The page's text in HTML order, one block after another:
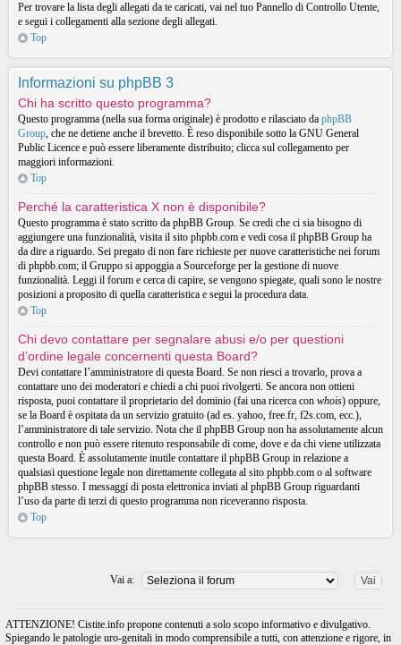
Per trovare la lista degli allegati da te caricati, vai nel tuo Pannello di Controllo Utente,
e segui i collegamenti alla sezione degli allegati.
Top
Informazioni su phpBB 3
Chi ha scritto questo programma?
Questo programma (nella sua forma originale) è prodotto e rilasciato da phpBB
Group, che ne detiene anche il brevetto. È reso disponibile sotto la GNU General
Public Licence e può essere liberamente distribuito; clicca sul collegamento per
maggiori informazioni.
Top
Perché la caratteristica X non è disponibile?
Questo programma è stato scritto da phpBB Group. Se credi che ci sia bisogno di
aggiungere una funzionalità, visita il sito phpbb.com e vedi cosa il phpBB Group ha
da dire a riguardo. Sei pregato di non fare richieste per nuove caratteristiche nei forum
di phpbb.com; il Gruppo si appoggia a Sourceforge per la gestione di nuove
funzionalità. Leggi il forum e cerca di capire, se vengono spiegate, quali sono le nostre
posizioni a proposito di quella caratteristica e segui la procedura data.
Top
Chi devo contattare per segnalare abusi e/o per questioni
d’ordine legale concernenti questa Board?
Devi contattare l’amministratore di questa Board. Se non riesci a trovarlo, prova a
contattare uno dei moderatori e chiedi a chi puoi rivolgerti. Se ancora non ottieni
risposta, puoi contattare il proprietario del dominio (fai una ricerca con whois) oppure,
se la Board è ospitata da un servizio gratuito (ad es. yahoo, free.fr, f2s.com, ecc.),
l’amministratore di tale servizio. Nota che il phpBB Group non ha assolutamente alcun
controllo e non può essere ritenuto responsabile di come, dove e da chi viene utilizzata
questa Board. È assolutamente inutile contattare il phpBB Group in relazione a
qualsiasi questione legale non direttamente collegata al sito phpbb.com o al software
phpBB stesso. I messaggi di posta elettronica inviati al phpBB Group riguardanti
l’uso da parte di terzi di questo programma non riceveranno risposta.
Top
Vai a:
ATTENZIONE! Cistite.info propone contenuti a solo scopo informativo e divulgativo.
Spiegando le patologie uro-genitali in modo comprensibile a tutti, con attenzione e rigore, in